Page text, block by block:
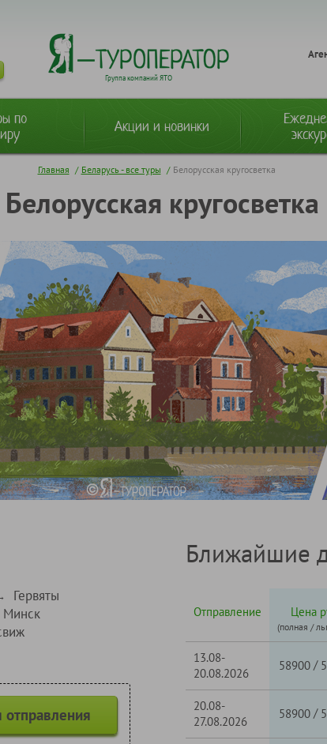
Группа компаний ЯТО
по
Акции и новинки
Главная / Беларусь - все туры / Белорусская кругосветка
Белорусская кругосветка
Гервяты
Минск
Ближайшие
Отправление Цена
(полная /
13.08-
20.08.2026
58900 /
20.08-
27.08.2026
58900 /